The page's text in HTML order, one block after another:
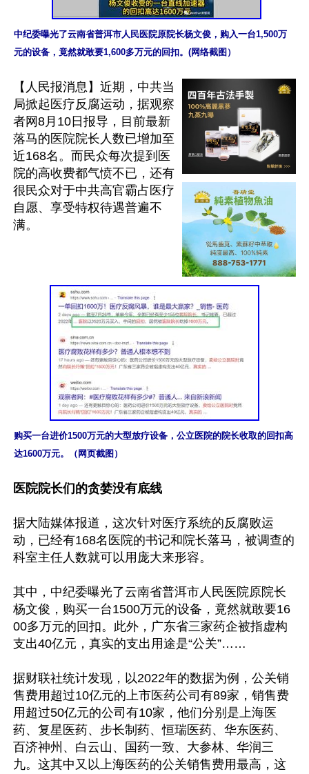
中纪委曝光了云南省普洱市人民医院原院长杨文俊，购入一台1,500万
元的设备，竟然就敢要1,600多万元的回扣。(网络截图）
【人民报消息】近期，中共当
局掀起医疗反腐运动，据观察
者网8月10日报导，目前最新
落马的医院院长人数已增加至
近168名。而民众每次提到医
院的高收费都气愤不已，还有
很民众对于中共高官霸占医疗
自愿、享受特权待遇普遍不
满。
购买一台进价1500万元的大型放疗设备，公立医院的院长收取的回扣高
达1600万元。（网页截图）
医院院长们的贪婪没有底线
据大陆媒体报道，这次针对医疗系统的反腐败运
动，已经有168名医院的书记和院长落马，被调查的
科室主任人数就可以用庞大来形容。
其中，中纪委曝光了云南省普洱市人民医院原院长
杨文俊，购买一台1500万元的设备，竟然就敢要16
00多万元的回扣。此外，广东省三家药企被指虚构
支出40亿元，真实的支出用途是“公关”……
据财联社统计发现，以2022年的数据为例，公关销
售费用超过10亿元的上市医药公司有89家，销售费
用超过50亿元的公司有10家，他们分别是上海医
药、复星医药、步长制药、恒瑞医药、华东医药、
百济神州、白云山、国药一致、大参林、华润三
九。这其中又以上海医药的公关销售费用最高，这